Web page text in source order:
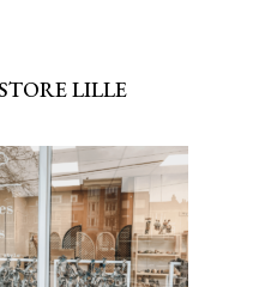
LILLE